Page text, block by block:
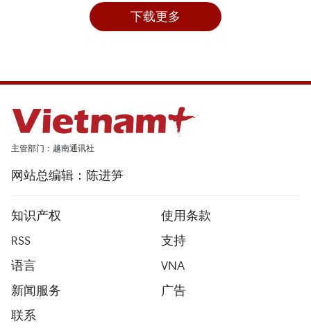
下载更多
主管部门：越南通讯社
网站总编辑：陈进笋
知识产权
使用条款
RSS
支持
语言
VNA
新闻服务
广告
联系